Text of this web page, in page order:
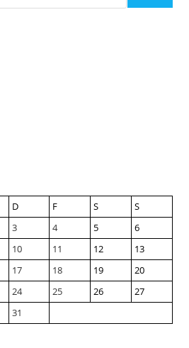
D F S
S
3 4 5
6
10 11 12
13
17 18 19
20
24 25 26
27
31